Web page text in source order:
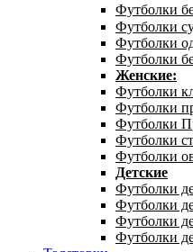
Футболки
Футболки
Футболки
Футболки
Женские:
Футболки
Футболки
Футболки
Футболки
Футболки
Детские
Футболки
Футболки
Футболки
Футболки